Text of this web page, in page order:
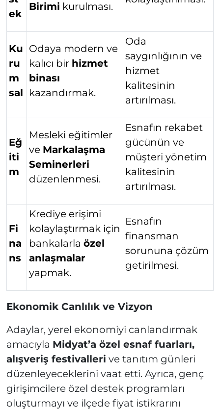
ek
Birimi kurulması.
Ku
ru
m
sal
Odaya modern ve
kalıcı bir hizmet
binası
kazandırmak.
Oda
saygınlığının ve
hizmet
kalitesinin
artırılması.
Eğ
iti
m
Mesleki eğitimler
ve Markalaşma
Seminerleri
düzenlenmesi.
Esnafın rekabet
gücünün ve
müşteri yönetim
kalitesinin
artırılması.
Fi
na
ns
Krediye erişimi
kolaylaştırmak için
bankalarla özel
anlaşmalar
yapmak.
Esnafın
finansman
sorununa çözüm
getirilmesi.
Ekonomik Canlılık ve Vizyon
Adaylar, yerel ekonomiyi canlandırmak
amacıyla Midyat’a özel esnaf fuarları,
alışveriş festivalleri ve tanıtım günleri
düzenleyeceklerini vaat etti. Ayrıca, genç
girişimcilere özel destek programları
oluşturmayı ve ilçede fiyat istikrarını